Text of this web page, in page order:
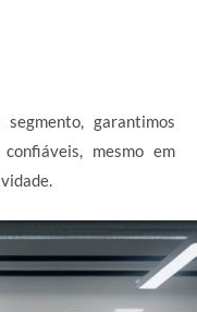
garantimos
mesmo em